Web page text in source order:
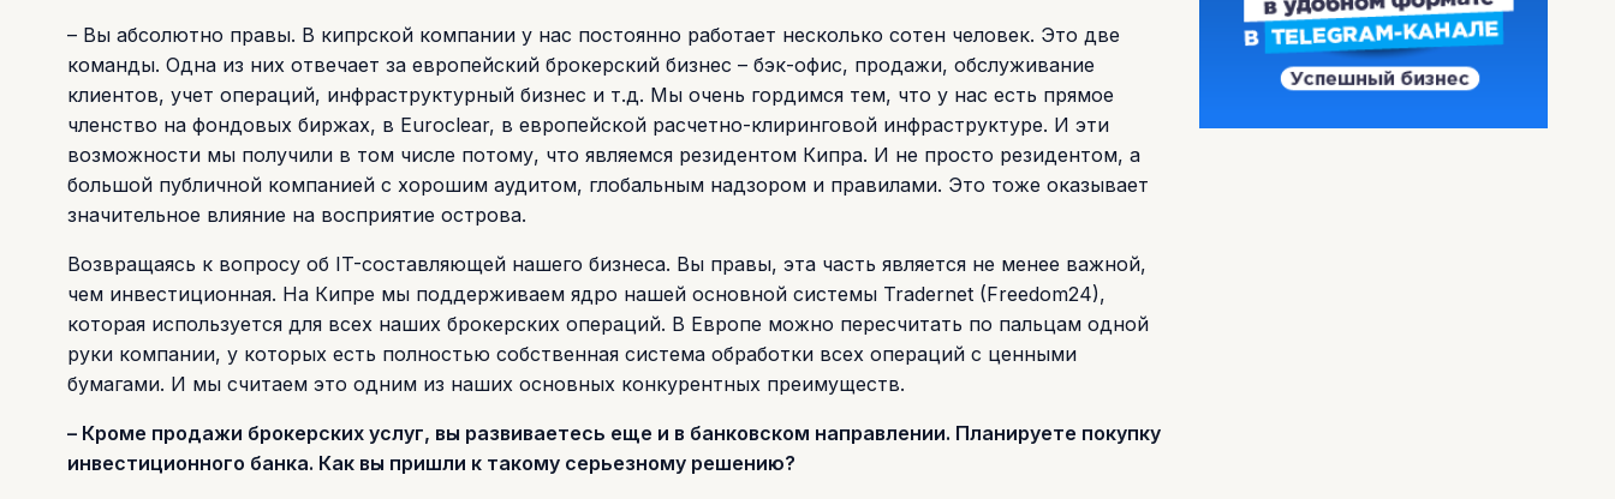
– Вы абсолютно правы. В кипрской компании у нас постоянно работает несколько сотен человек. Это две
команды. Одна из них отвечает за европейский брокерский бизнес – бэк-офис, продажи, обслуживание
клиентов, учет операций, инфраструктурный бизнес и т.д. Мы очень гордимся тем, что у нас есть прямое
членство на фондовых биржах, в Euroclear, в европейской расчетно-клиринговой инфраструктуре. И эти
возможности мы получили в том числе потому, что являемся резидентом Кипра. И не просто резидентом, а
большой публичной компанией с хорошим аудитом, глобальным надзором и правилами. Это тоже оказывает
значительное влияние на восприятие острова.
Возвращаясь к вопросу об IT-составляющей нашего бизнеса. Вы правы, эта часть является не менее важной,
чем инвестиционная. На Кипре мы поддерживаем ядро нашей основной системы Tradernet (Freedom24),
которая используется для всех наших брокерских операций. В Европе можно пересчитать по пальцам одной
руки компании, у которых есть полностью собственная система обработки всех операций с ценными
бумагами. И мы считаем это одним из наших основных конкурентных преимуществ.
– Кроме продажи брокерских услуг, вы развиваетесь еще и в банковском направлении. Планируете покупку
инвестиционного банка. Как вы пришли к такому серьезному решению?